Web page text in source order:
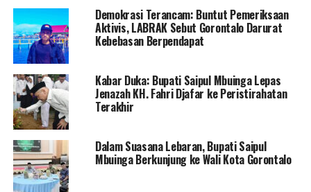
secara alamiah. Ada
kontribusi besar dari
perusahaan tambang yang
beroperasi di wilayah ini.
Sayangnya, hingga kini
pemerintah terkesan takut
untuk bertindak tegas di
lapangan,” ujar Rahmat.
Demokrasi Terancam: Buntut Pemeriksaan
Aktivis, LABRAK Sebut Gorontalo Darurat
Kebebasan Berpendapat
Kabar Duka: Bupati Saipul Mbuinga Lepas
Jenazah KH. Fahri Djafar ke Peristirahatan
Terakhir
Dalam Suasana Lebaran, Bupati Saipul
Mbuinga Berkunjung ke Wali Kota Gorontalo